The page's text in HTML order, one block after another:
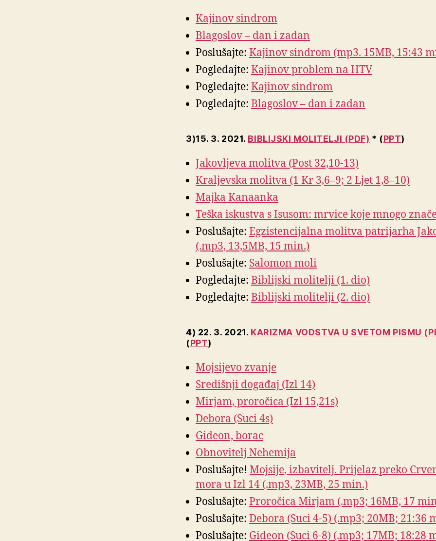
Kajinov sindrom
Blagoslov – dan i zadan
Poslušajte: Kajinov sindrom (mp3. 15MB, 15:43
Pogledajte: Kajinov problem na HTV
Pogledajte: Kajinov sindrom
Pogledajte: Blagoslov – dan i zadan
3)15. 3. 2021. BIBLIJSKI MOLITELJI (PDF) * (PPT)
Jakovljeva molitva (Post 32,10-13)
Kraljevska molitva (1 Kr 3,6–9; 2 Ljet 1,8–10)
Majka Kanaanka
Teška iskustva s Isusom: mrvice koje mnogo
Poslušajte: Egzistencijalna molitva patrijarha
(.mp3, 13,5MB, 15 min.)
Poslušajte: Salomon moli
Pogledajte: Biblijski molitelji (1. dio)
Pogledajte: Biblijski molitelji (2. dio)
4) 22. 3. 2021. KARIZMA VODSTVA U SVETOM PISMU
(PPT)
Mojsijevo zvanje
Središnji događaj (Izl 14)
Mirjam, proročica (Izl 15,21s)
Debora (Suci 4s)
Gideon, borac
Obnovitelj Nehemija
Poslušajte! Mojsije, izbavitelj. Prijelaz preko
mora u Izl 14 (.mp3, 23MB, 25 min.)
Poslušajte: Proročica Mirjam (.mp3; 16MB, 17
Poslušajte: Debora (Suci 4-5) (.mp3; 20MB; 21:36
Poslušajte: Gideon (Suci 6-8) (.mp3; 17MB; 18:28